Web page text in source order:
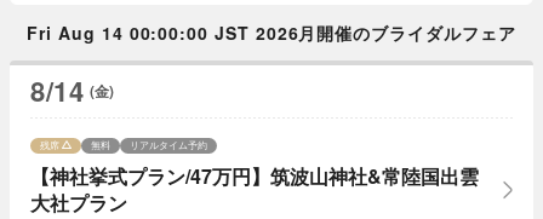
Fri Aug 14 00:00:00 JST 2026月開催のブライダルフェア
8/14 (金)
【神社挙式プラン/47万円】筑波山神社&常陸国出雲
大社プラン
残席 無料 リアルタイム予約